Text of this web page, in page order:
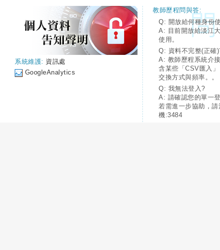
系統維護: 資訊處
GoogleAnalytics
教師歷程問與答:
Q: 開放給何種身份
A: 目前開放給淡江
使用。
Q: 資料不完整(正確
A: 教師歷程系統介
含某些「CSV匯入
交換方式與頻率。。
Q: 我無法登入?
A: 請確認您的單一
若需進一步協助，
機:3484